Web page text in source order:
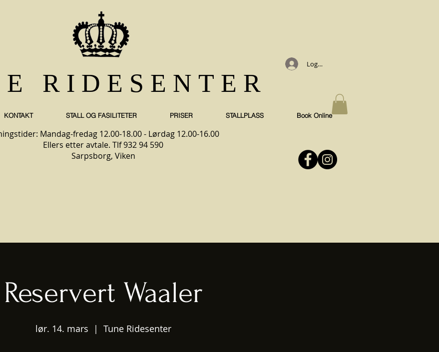
RIDESENTER
Logg inn
KONTAKT STALL OG FASILITETER PRISER STALLPLASS Book Online
Mandag-fredag 12.00-18.00 - Lørdag 12.00-16.00
Ellers etter avtale. Tlf 932 94 590
Sarpsborg, Viken
Reservert Waaler
lør. 14. mars
  |
Tune Ridesenter